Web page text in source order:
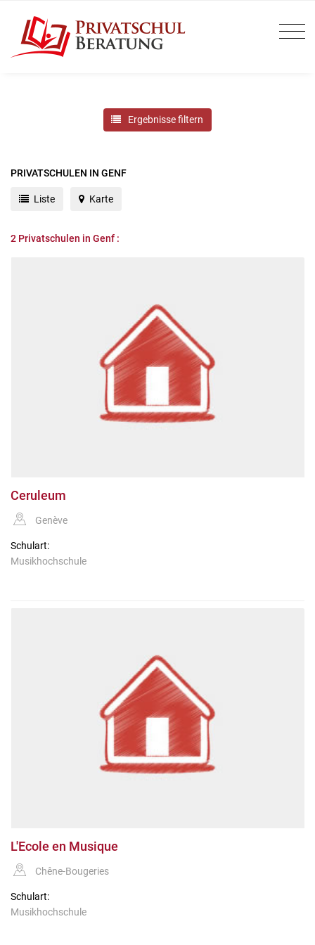
Ergebnisse filtern
PRIVATSCHULEN IN GENF
Liste Karte
2 Privatschulen in Genf :
Ceruleum
Genève
Schulart:
Musikhochschule
L'Ecole en Musique
Chêne-Bougeries
Schulart:
Musikhochschule